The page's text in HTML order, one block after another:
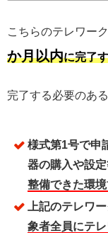
こちらのテレワー
か月以内に完了
完了する必要のあ
様式第1号で申
器の購入や設定
整備できた環
上記のテレワ
象者全員にテ